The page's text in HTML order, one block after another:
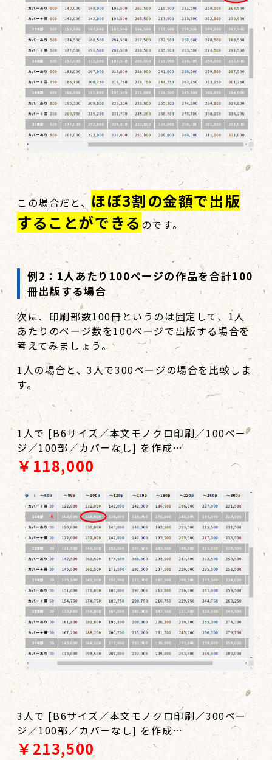
この場合だと、ほぼ3割の金額で出版
することができる のです。
例2 ： 1人あたり 100ページの作品を合計100
冊出版する場合
次に、印刷部数100冊というのは固定して、1人
あたりのページ数を100ページで出版する場合を
考えてみましょう。
1人の場合と、3人で300ページの場合を比較しま
す。
1人で [B6サイズ／本文モノクロ印刷／100ペー
ジ／100部／カバーなし] を作成…
￥118,000
3人で [B6サイズ／本文モノクロ印刷／300ペー
ジ／100部／カバーなし] を作成…
￥213,500